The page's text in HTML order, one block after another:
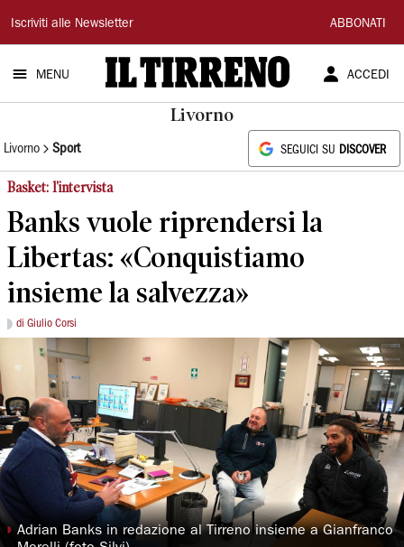
Il
Tirreno
Iscriviti alle Newsletter ABBONATI
MENU ACCEDI
Livorno
Livorno Sport SEGUICI SU DISCOVER
Basket: l'intervista
Banks vuole riprendersi la
Libertas: «Conquistiamo
insieme la salvezza»
di Giulio Corsi
◗ Adrian Banks in redazione al Tirreno insieme a Gianfranco